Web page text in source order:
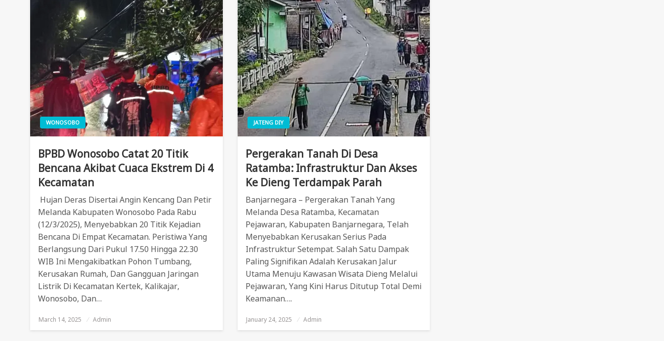
WONOSOBO
BPBD Wonosobo Catat 20 Titik
Bencana Akibat Cuaca Ekstrem Di 4
Kecamatan
Hujan Deras Disertai Angin Kencang Dan Petir
Melanda Kabupaten Wonosobo Pada Rabu
(12/3/2025), Menyebabkan 20 Titik Kejadian
Bencana Di Empat Kecamatan. Peristiwa Yang
Berlangsung Dari Pukul 17.50 Hingga 22.30
WIB Ini Mengakibatkan Pohon Tumbang,
Kerusakan Rumah, Dan Gangguan Jaringan
Listrik Di Kecamatan Kertek, Kalikajar,
Wonosobo, Dan…
Posted
March 14, 2025 Admin
JATENG DIY
Pergerakan Tanah Di Desa
Ratamba: Infrastruktur Dan Akses
Ke Dieng Terdampak Parah
Banjarnegara – Pergerakan Tanah Yang
Melanda Desa Ratamba, Kecamatan
Pejawaran, Kabupaten Banjarnegara, Telah
Menyebabkan Kerusakan Serius Pada
Infrastruktur Setempat. Salah Satu Dampak
Paling Signifikan Adalah Kerusakan Jalur
Utama Menuju Kawasan Wisata Dieng Melalui
Pejawaran, Yang Kini Harus Ditutup Total Demi
Keamanan….
Posted
January 24, 2025 Admin